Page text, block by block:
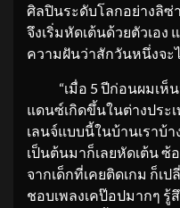
ศิลปินระดับโลกอย่างลิซ่
จึงเริ่มหัดเต้นด้วยตัวเอง
ความฝันว่าสักวันหนึ่งจะ
“เมื่อ 5 ปีก่อนผมเห็น
แดนซ์เกิดขึ้นในต่างประ
เลนจ์แบบนี้ในบ้านเราบ้
เป็นต้นมาก็เลยหัดเต้น ซ้
จากเด็กที่เคยติดเกม ก็เ
ชอบเพลงเคป๊อปมากๆ รู้